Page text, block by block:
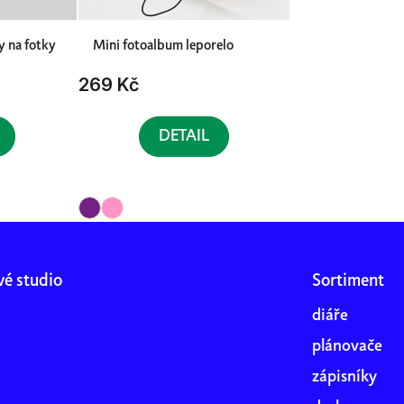
na fotky
Mini fotoalbum leporelo
269 Kč
DETAIL
studio Sortiment
diáře
plánovače
zápisníky